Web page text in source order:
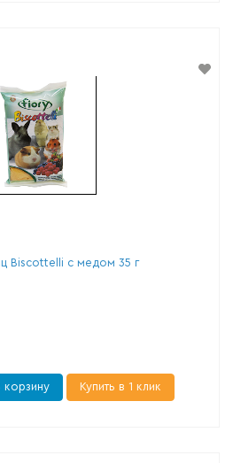
Biscottelli с медом 35 г
корзину Купить в 1 клик